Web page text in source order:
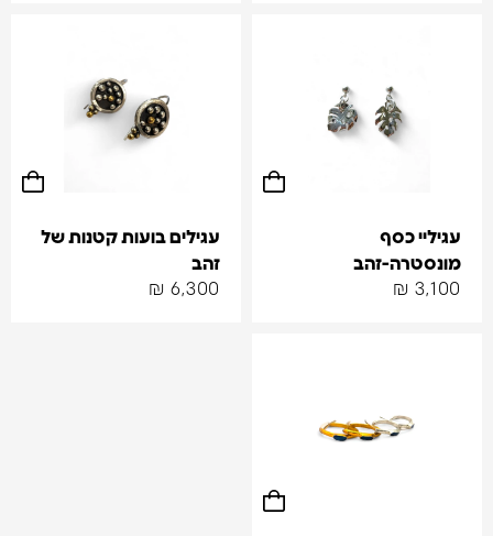
עגיליי כסף
מונסטרה-זהב
₪ 3,100
עגילים בועות קטנות של
זהב
₪ 6,300